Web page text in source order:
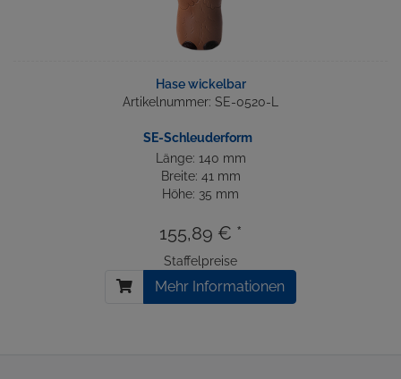
Hase wickelbar
Artikelnummer: SE-0520-L
SE-Schleuderform
Länge: 140 mm
Breite: 41 mm
Höhe: 35 mm
155,89 € *
Staffelpreise
Mehr Informationen